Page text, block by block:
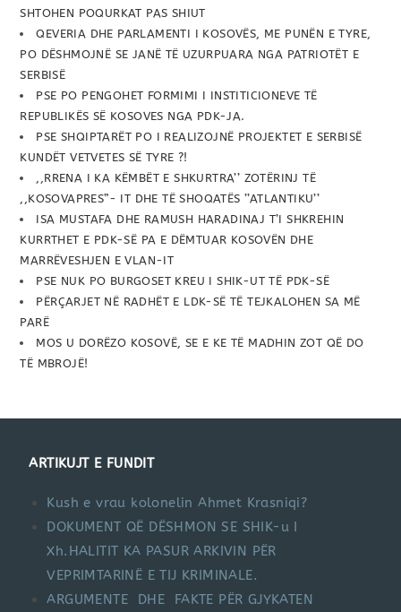
SHTOHEN POQURKAT PAS SHIUT
QEVERIA DHE PARLAMENTI I KOSOVËS, ME PUNËN E TYRE,
PO DËSHMOJNË SE JANË TË UZURPUARA NGA PATRIOTËT E
SERBISË
PSE PO PENGOHET FORMIMI I INSTITICIONEVE TË
REPUBLIKËS SË KOSOVES NGA PDK-JA.
PSE SHQIPTARËT PO I REALIZOJNË PROJEKTET E SERBISË
KUNDËT VETVETES SË TYRE ?!
,,RRENA I KA KËMBËT E SHKURTRA’’ ZOTËRINJ TË
,,KOSOVAPRES”- IT DHE TË SHOQATËS ’’ATLANTIKU’’
ISA MUSTAFA DHE RAMUSH HARADINAJ T’I SHKREHIN
KURRTHET E PDK-SË PA E DËMTUAR KOSOVËN DHE
MARRËVESHJEN E VLAN-IT
PSE NUK PO BURGOSET KREU I SHIK-UT TË PDK-SË
PËRÇARJET NË RADHËT E LDK-SË TË TEJKALOHEN SA MË
PARË
MOS U DORËZO KOSOVË, SE E KE TË MADHIN ZOT QË DO
TË MBROJË!
ARTIKUJT E FUNDIT
Kush e vrau kolonelin Ahmet Krasniqi?
DOKUMENT QË DËSHMON SE SHIK-u I
Xh.HALITIT KA PASUR ARKIVIN PËR
VEPRIMTARINË E TIJ KRIMINALE.
ARGUMENTE DHE FAKTE PËR GJYKATEN